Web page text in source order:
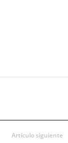
Artículo siguiente